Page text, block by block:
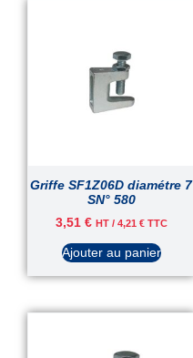
Griffe SF1Z06D diamétre 7
SN° 580
3,51 € HT / 4,21 €TTC
Ajouter au panier